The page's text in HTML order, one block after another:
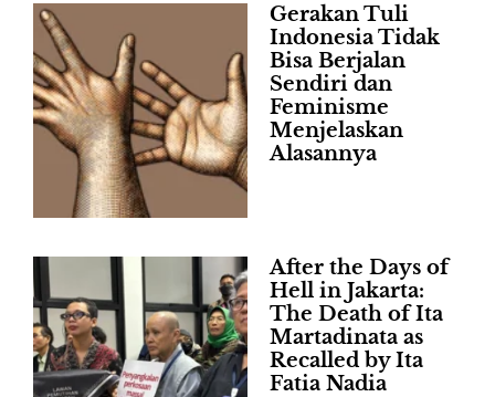
Gerakan Tuli
Indonesia Tidak
Bisa Berjalan
Sendiri dan
Feminisme
Menjelaskan
Alasannya
After the Days of
Hell in Jakarta:
The Death of Ita
Martadinata as
Recalled by Ita
Fatia Nadia